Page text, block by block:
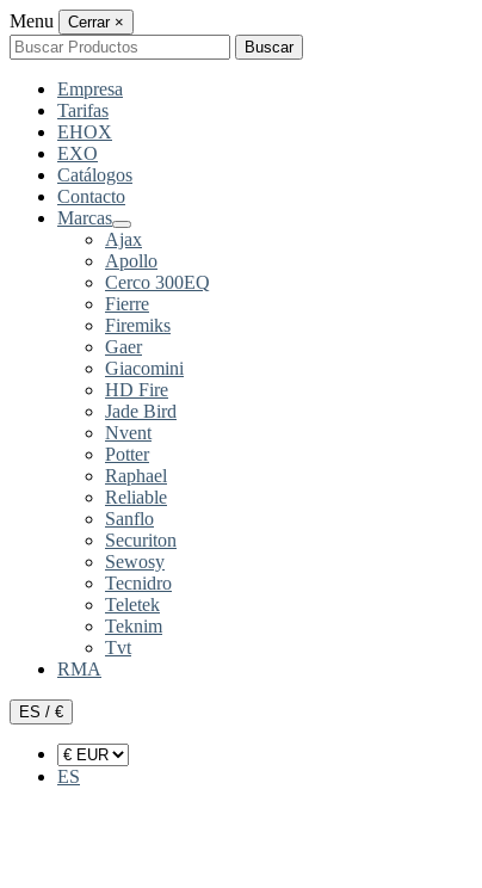
Menu Cerrar ×
Buscar
por:
Buscar
Empresa
Tarifas
EHOX
EXO
Catálogos
Contacto
Marcas
Ajax
Apollo
Cerco 300EQ
Fierre
Firemiks
Gaer
Giacomini
HD Fire
Jade Bird
Nvent
Potter
Raphael
Reliable
Sanflo
Securiton
Sewosy
Tecnidro
Teletek
Teknim
Tvt
RMA
ES / €
ES